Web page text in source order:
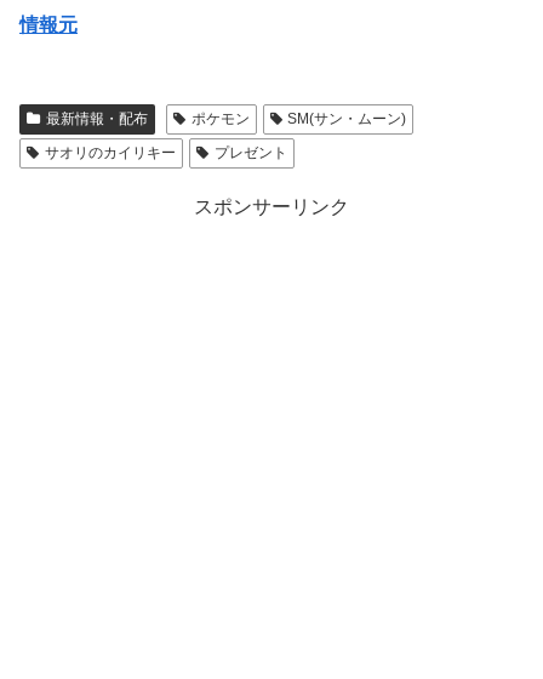
情報元
最新情報・配布 ポケモン
SM(サン・ムーン)
サオリのカイリキー
プレゼント
スポンサーリンク